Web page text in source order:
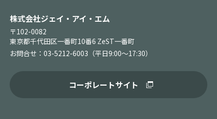
株式会社ジェイ・アイ・エム
〒102-0082
東京都千代田区一番町10番6 ZeST一番町
お問合せ：03-5212-6003（平日9:00～17:30）
コーポレートサイト